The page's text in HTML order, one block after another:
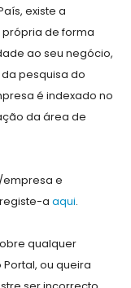
existe a
de forma
ao seu negócio,
pesquisa do
é indexado no
da área de
e
a aqui.
qualquer
ou queira